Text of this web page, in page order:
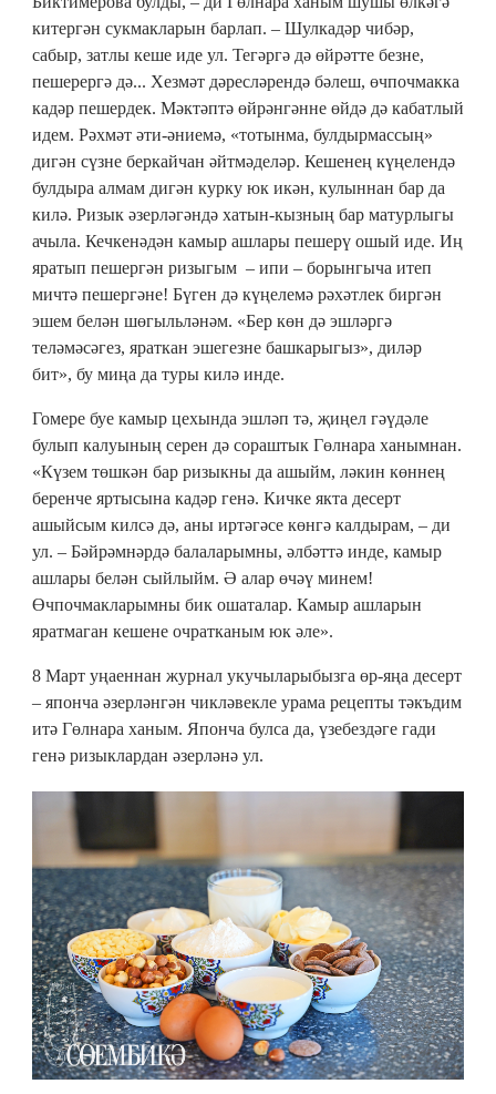
китергән сукмакларын барлап. – Шулкадәр чибәр,
сабыр, затлы кеше иде ул. Тегәргә дә өйрәтте безне,
пешерергә дә... Хезмәт дәресләрендә бәлеш, өчпочмакка
кадәр пешердек. Мәктәптә өйрәнгәнне өйдә дә кабатлый
идем. Рәхмәт әти-әниемә, «тотынма, булдырмассың»
дигән сүзне беркайчан әйтмәделәр. Кешенең күңелендә
булдыра алмам дигән курку юк икән, кулыннан бар да
килә. Ризык әзерләгәндә хатын-кызның бар матурлыгы
ачыла. Кечкенәдән камыр ашлары пешерү ошый иде. Иң
яратып пешергән ризыгым – ипи – борынгыча итеп
мичтә пешергәне! Бүген дә күңелемә рәхәтлек биргән
эшем белән шөгыльләнәм. «Бер көн дә эшләргә
теләмәсәгез, яраткан эшегезне башкарыгыз», диләр
бит», бу миңа да туры килә инде.
Гомере буе камыр цехында эшләп тә, җиңел гәүдәле
булып калуының серен дә сораштык Гөлнара ханымнан.
«Күзем төшкән бар ризыкны да ашыйм, ләкин көннең
беренче яртысына кадәр генә. Кичке якта десерт
ашыйсым килсә дә, аны иртәгәсе көнгә калдырам, – ди
ул. – Бәйрәмнәрдә балаларымны, әлбәттә инде, камыр
ашлары белән сыйлыйм. Ә алар өчәү минем!
Өчпочмакларымны бик ошаталар. Камыр ашларын
яратмаган кешене очратканым юк әле».
8 Март уңаеннан журнал укучыларыбызга өр-яңа десерт
– японча әзерләнгән чикләвекле урама рецепты тәкъдим
итә Гөлнара ханым. Японча булса да, үзебездәге гади
генә ризыклардан әзерләнә ул.